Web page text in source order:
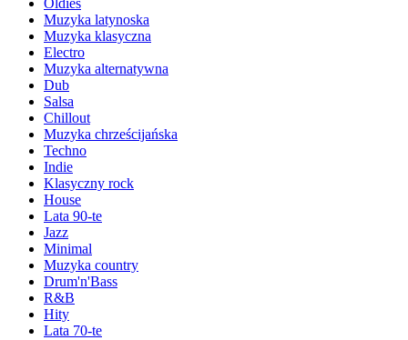
Oldies
Muzyka latynoska
Muzyka klasyczna
Electro
Muzyka alternatywna
Dub
Salsa
Chillout
Muzyka chrześcijańska
Techno
Indie
Klasyczny rock
House
Lata 90-te
Jazz
Minimal
Muzyka country
Drum'n'Bass
R&B
Hity
Lata 70-te